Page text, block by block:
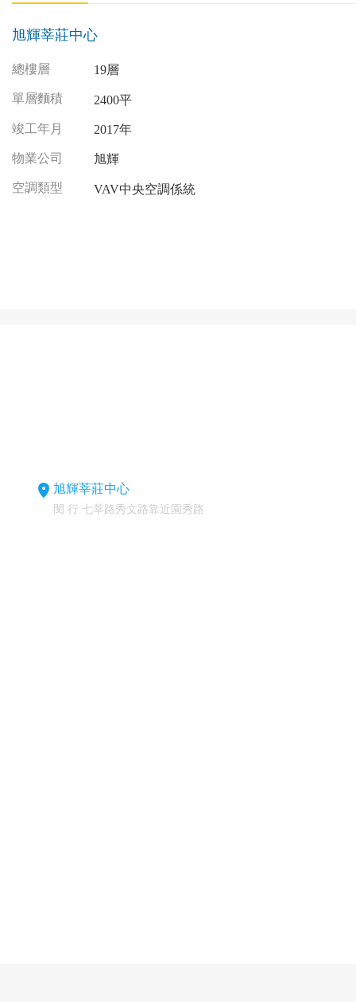
旭輝莘莊中心
總樓層 19層
單層麵積 2400平
竣工年月 2017年
物業公司 旭輝
空調類型 VAV中央空調係統
旭輝莘莊中心
閔 行 七莘路秀文路靠近園秀路